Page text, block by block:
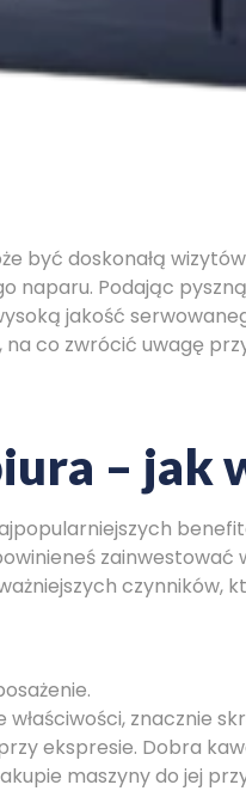
być doskonałą
naparu. Podając
jakość
na co zwrócić uwagę
– jak
znacznie
ekspresie. Dobra
maszyny do jej